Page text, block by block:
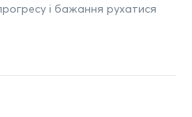
і бажання рухатися